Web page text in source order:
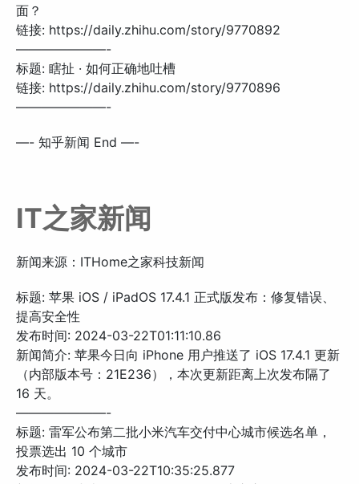
面？
链接: https://daily.zhihu.com/story/9770892
———————-
标题: 瞎扯 · 如何正确地吐槽
链接: https://daily.zhihu.com/story/9770896
———————-
—- 知乎新闻 End —-
IT之家新闻
新闻来源：ITHome之家科技新闻
标题: 苹果 iOS / iPadOS 17.4.1 正式版发布：修复错误、
提高安全性
发布时间: 2024-03-22T01:11:10.86
新闻简介: 苹果今日向 iPhone 用户推送了 iOS 17.4.1 更新
（内部版本号：21E236），本次更新距离上次发布隔了
16 天。
———————-
标题: 雷军公布第二批小米汽车交付中心城市候选名单，
投票选出 10 个城市
发布时间: 2024-03-22T10:35:25.877